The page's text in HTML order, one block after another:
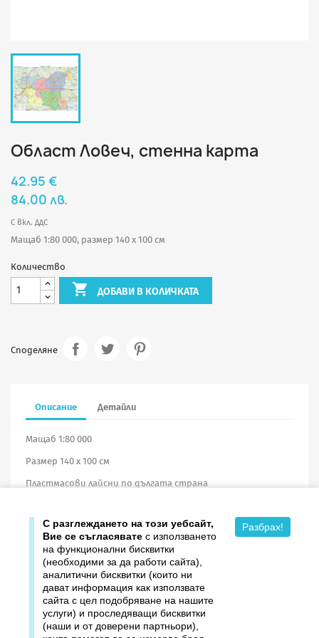
Област Ловеч, стенна карта
42.95 €
84.00 лв.
С вкл. ДДС
Мащаб 1:80 000, размер 140 х 100 см
Количество
 ДОБАВИ В КОЛИЧКАТА
Споделяне
Описание Детайли
Мащаб 1:80 000
Размер 140 х 100 см
Пластмасови лайсни по дългата страна
Продукти
Издателство ДОМИНО
С разглеждането на този уебсайт,
Вие се съгласявате с използването
на функционални бисквитки
(необходими за да работи сайта),
аналитични бисквитки (които ни
дават информация как използвате
сайта с цел подобряване на нашите
услуги) и проследяващи бисквитки
(наши и от доверени партньори),
Разбрах!